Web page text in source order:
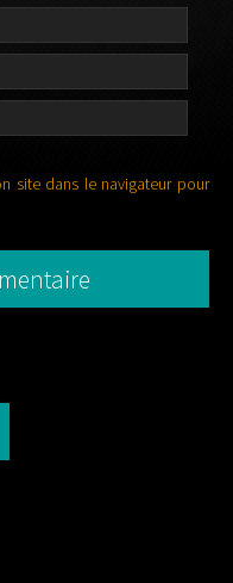
site dans le navigateur pour